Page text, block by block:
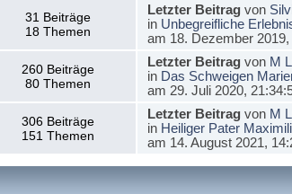
31 Beiträge
18 Themen
Letzter Beitragvon
in Unbegreifliche
am 18. Dezember 2019,
260 Beiträge
80 Themen
Letzter Beitragvon M
in Das Schweigen
am 29. Juli 2020,
306 Beiträge
151 Themen
Letzter Beitragvon M
in Heiliger Pater
am 14. August 2021,